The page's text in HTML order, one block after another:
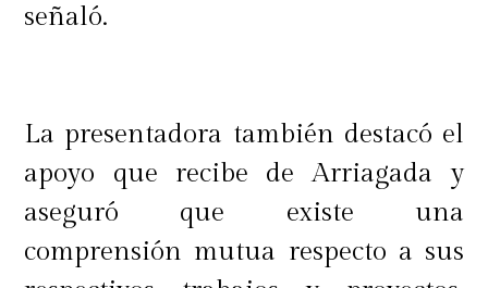
señaló.
La presentadora también destacó el
apoyo que recibe de Arriagada y
aseguró que existe una
comprensión mutua respecto a sus